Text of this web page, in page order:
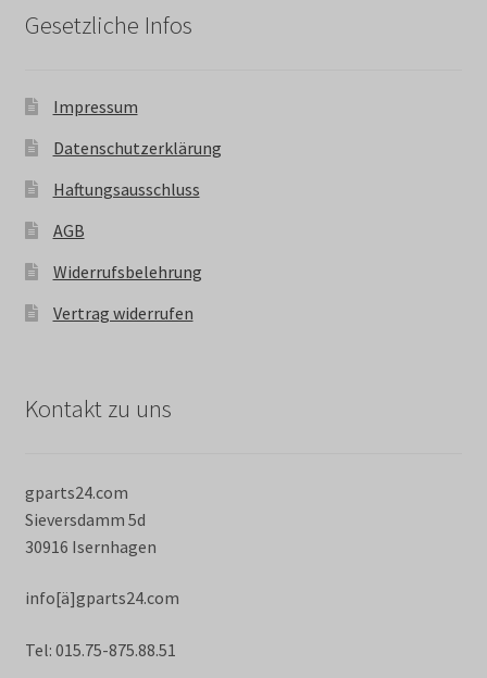
Gesetzliche Infos
Impressum
Datenschutzerklärung
Haftungsausschluss
AGB
Widerrufsbelehrung
Vertrag widerrufen
Kontakt zu uns
gparts24.com
Sieversdamm 5d
30916 Isernhagen
info[ä]gparts24.com
Tel: 015.75-875.88.51